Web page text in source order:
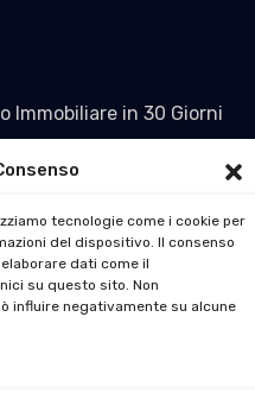
tecnologie come i cookie per
del dispositivo. Il consenso
dati come il
su questo sito. Non
influire negativamente su alcune
Immobiliare in 30 Giorni